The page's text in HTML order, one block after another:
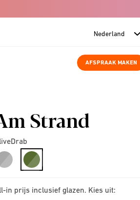
AFSPRAAK MAKEN
Strand
selected
in prijs inclusief glazen. Kies uit: